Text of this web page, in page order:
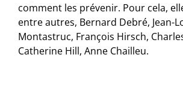
comment les prévenir. Pour cela,
entre autres, Bernard Debré, Jean-
Montastruc, François Hirsch,
Catherine Hill, Anne Chailleu.